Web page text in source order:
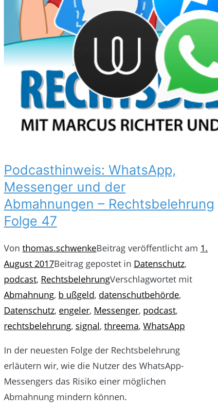
Podcasthinweis: WhatsApp,
Messenger und der
Abmahnungen – Rechtsbelehrung
Folge 47
Von thomas.schwenkeBeitrag veröffentlicht am 1.
August 2017Beitrag gepostet in Datenschutz,
podcast, RechtsbelehrungVerschlagwortet mit
Abmahnung, b ußgeld, datenschutbehörde,
Datenschutz, engeler, Messenger, podcast,
rechtsbelehrung, signal, threema, WhatsApp
In der neuesten Folge der Rechtsbelehrung
erläutern wir, wie die Nutzer des WhatsApp-
Messengers das Risiko einer möglichen
Abmahnung mindern können.